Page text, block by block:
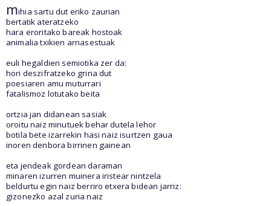
mihia sartu dut eriko zaurian
bertatik ateratzeko
hara eroritako bareak hostoak
animalia txikien arnasestuak
euli hegaldien semiotika zer da:
hori deszifratzeko grina dut
poesiaren amu muturrari
fatalismoz lotutako beita
ortzia jan didanean sasiak
oroitu naiz minutuek behar dutela lehor
botila bete izarrekin hasi naiz isurtzen gaua
inoren denbora birrinen gainean
eta jendeak gordean daraman
minaren izurren muinera iristear nintzela
beldurtu egin naiz berriro etxera bidean jarriz:
gizonezko azal zuria naiz